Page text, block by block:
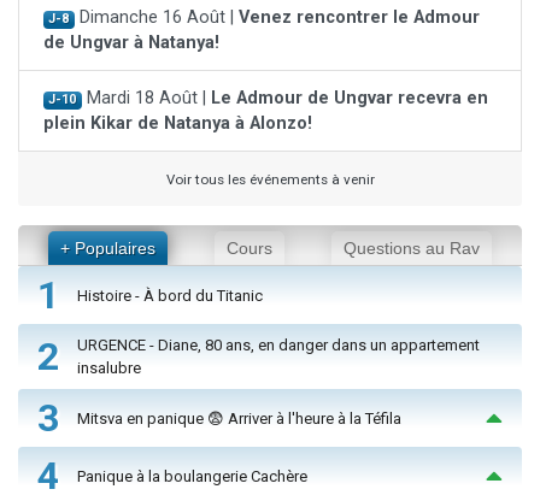
J-8 Dimanche 16 Août | Venez rencontrer le Admour
de Ungvar à Natanya!
J-10 Mardi 18 Août |
Le Admour de Ungvar recevra en
plein Kikar de Natanya à Alonzo!
Voir tous les événements à venir
+ Populaires Cours Questions au Rav
1 Histoire - À bord du Titanic
2
URGENCE - Diane, 80 ans, en danger dans un appartement
insalubre
3 Mitsva en panique 😨 Arriver à l'heure à la Téfila
4 Panique à la boulangerie Cachère